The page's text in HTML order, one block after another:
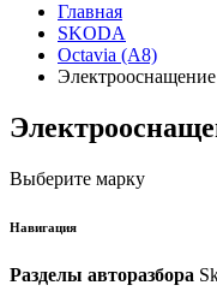
Главная
SKODA
Octavia (A8)
Электрооснащение
Выберите марку
Навигация
Разделы авторазбора